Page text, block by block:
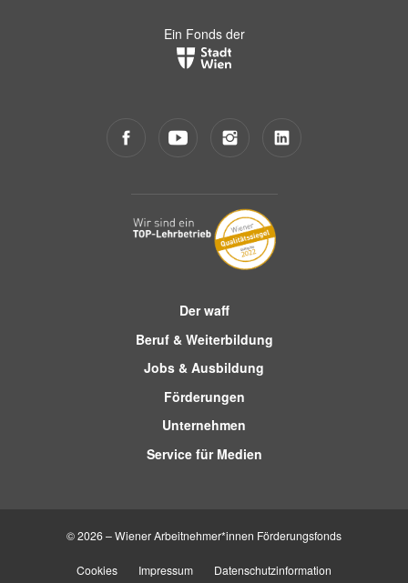
Ein Fonds der
Der waff
Beruf & Weiterbildung
Jobs & Ausbildung
Förderungen
Unternehmen
Service für Medien
© 2026 – Wiener Arbeitnehmer*innen Förderungsfonds
Cookies Impressum Datenschutzinformation